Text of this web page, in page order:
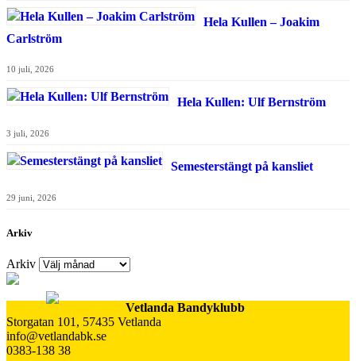
Hela Kullen – Joakim
Carlström
10 juli, 2026
Hela Kullen: Ulf Bernström
3 juli, 2026
Semesterstängt på kansliet
29 juni, 2026
Arkiv
Arkiv
Vetlanda Bandyklubb
Storgatan 101, 57435 Vetlanda
info@vetlandabk.se
0383-138 38